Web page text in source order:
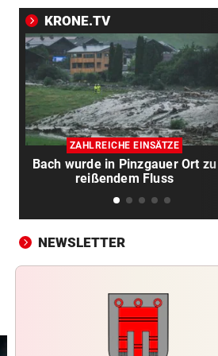
Huracan auf Alpenpass
TOT GEBORGEN vor
Frau von Bord gefallen und
Wellen verschluckt
„OANEN IN DR KRONE“ vor
Der Platzhirsch im schönen
Brandnertal
NOLDE VERLIERT GELB
„Captain Colin“ liegt nach
drei auf der Lauer
Radlerin gestürzt: Schweizer
SUV-Fahrer flüchtet
LÄNDLE-HEIMKEHRER
KRONE.TV
ZAHLREICHE EINSÄTZE
Bach wurde in Pinzgauer Ort zu
reißendem Fluss
NEWSLETTER